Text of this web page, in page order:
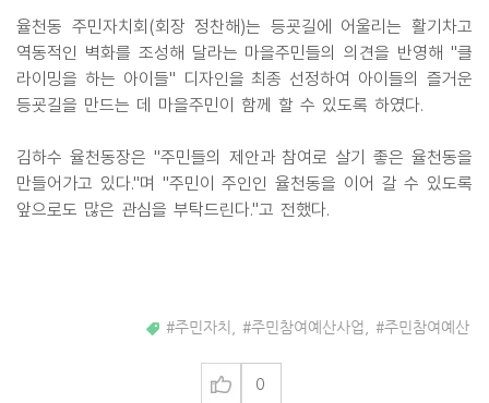
율천동 주민자치회(회장 정찬해)는 등굣길에 어울리는 활기차고
역동적인 벽화를 조성해 달라는 마을주민들의 의견을 반영해 "클
라이밍을 하는 아이들" 디자인을 최종 선정하여 아이들의 즐거운
등굣길을 만드는 데 마을주민이 함께 할 수 있도록 하였다.
김하수 율천동장은 "주민들의 제안과 참여로 살기 좋은 율천동을
만들어가고 있다."며 "주민이 주인인 율천동을 이어 갈 수 있도록
앞으로도 많은 관심을 부탁드린다."고 전했다.
#주민자치 #주민참여예산사업 #주민참여예산
0